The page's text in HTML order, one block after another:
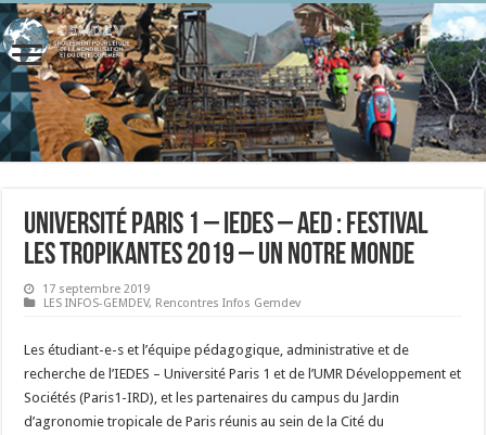
Université Paris 1 – IEDES – AED : Festival
Les TroPikantes 2019 – Un Notre Monde
17 septembre 2019
LES INFOS-GEMDEV, Rencontres Infos Gemdev
Les étudiant-e-s et l’équipe pédagogique, administrative et de
recherche de l’IEDES – Université Paris 1 et de l’UMR Développement et
Sociétés (Paris1-IRD), et les partenaires du campus du Jardin
d’agronomie tropicale de Paris réunis au sein de la Cité du